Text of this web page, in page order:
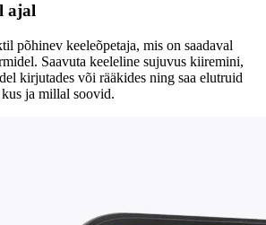
ajal
põhinev keeleõpetaja, mis on saadaval
Saavuta keeleline sujuvus kiiremini,
kirjutades või rääkides ning saa elutruid
ja millal soovid.